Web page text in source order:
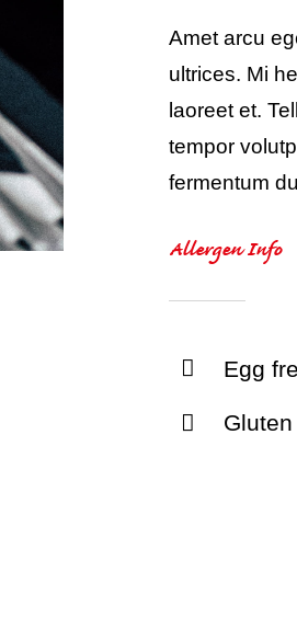
Amet arcu
ultrices. Mi
laoreet et.
tempor
fermentum
Allergen Info
Egg